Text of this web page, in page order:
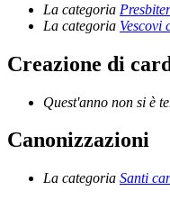
La categoria
La categoria Vescovi
Creazione di
Quest'anno non si è
Canonizzazioni
La categoria Santi